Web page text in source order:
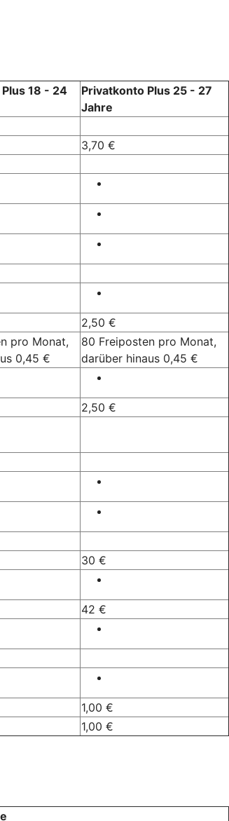
18 - 24
Privatkonto Plus 25 - 27
Jahre
3,70 €
2,50 €
pro Monat,
0,45 €
80 Freiposten pro Monat,
darüber hinaus 0,45 €
2,50 €
30 €
42 €
1,00 €
1,00 €